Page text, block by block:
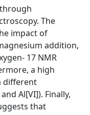
The
impact of
addition,
17 NMR
a high
different
Al[VI]). Finally,
that